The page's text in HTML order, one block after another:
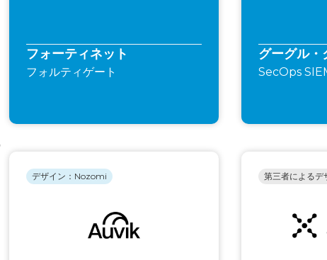
フォーティネット
フォルティゲート
グーグル・
SecOps
デザイン：Nozomi 第三者によるデ